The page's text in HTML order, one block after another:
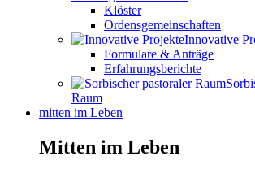
Klöster
Ordensgemeinschaften
Innovative
Formulare & Anträge
Erfahrungsberichte
Raum
mitten im Leben
Mitten im Leben